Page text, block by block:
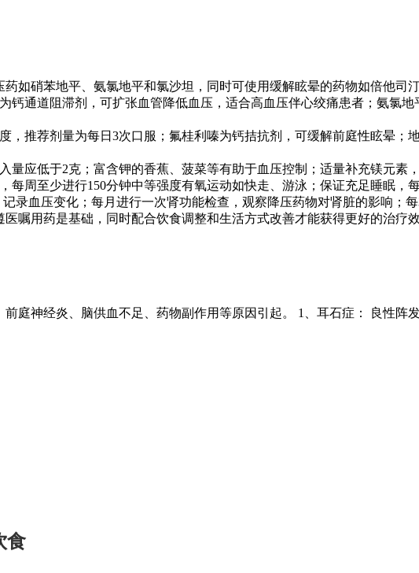
如硝苯地平、氨氯地平和氯沙坦，同时可使用缓解眩晕的药物如倍他司
钙通道阻滞剂，可扩张血管降低血压，适合高血压伴心绞痛患者；氨氯
，推荐剂量为每日3次口服；氟桂利嗪为钙拮抗剂，可缓解前庭性眩晕；
应低于2克；富含钾的香蕉、菠菜等有助于血压控制；适量补充镁元素
周至少进行150分钟中等强度有氧运动如快走、游泳；保证充足睡眠，
录血压变化；每月进行一次肾功能检查，观察降压药物对肾脏的影响；
嘱用药是基础，同时配合饮食调整和生活方式改善才能获得更好的治疗效
庭神经炎、脑供血不足、药物副作用等原因引起。 1、耳石症： 良性阵
食